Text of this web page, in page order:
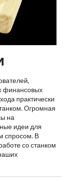
финансовых
практически
Огромная
на
идеи для
спросом. В
со станком